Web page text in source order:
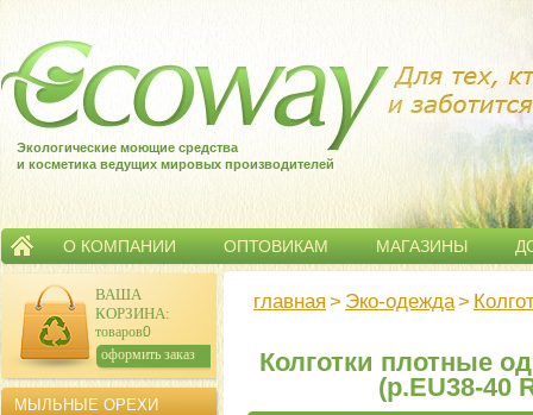
Экологические моющие средства
и косметика ведущих мировых производителей
О КОМПАНИИ ОПТОВИКАМ МАГАЗИНЫ
главная > Эко-одежда>
Колготки плотные
(р.EU38-40
ВАША
КОРЗИНА:
товаров:0
сумма: 0р.
оформить заказ
МЫЛЬНЫЕ ОРЕХИ